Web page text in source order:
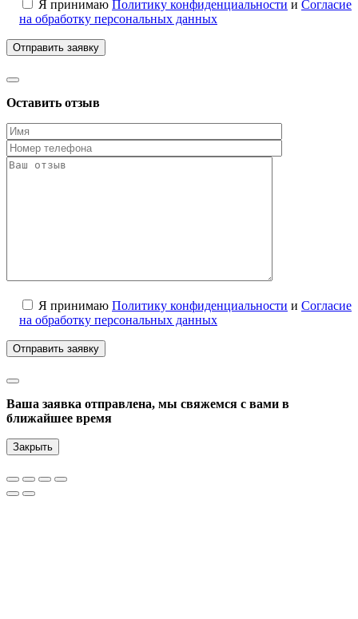
Я принимаю Политику конфиденциальности и Согласие
на обработку персональных данных
Оставить отзыв
Я принимаю Политику конфиденциальности и Согласие
на обработку персональных данных
Ваша заявка отправлена, мы свяжемся с вами в
ближайшее время
Закрыть